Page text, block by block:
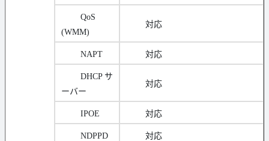
QoS
(WMM)
対応
NAPT 対応
DHCP サ
ーバー
対応
IPOE 対応
NDPPD 対応